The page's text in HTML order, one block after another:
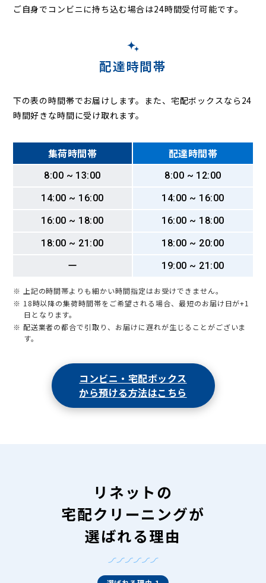
ご自身でコンビニに持ち込む場合は24時間受付可能です。
配達時間帯
下の表の時間帯でお届けします。また、宅配ボックスなら24
時間好きな時間に受け取れます。
集荷時間帯 配達時間帯
8:00 ~ 13:00
8:00 ~ 12:00
14:00 ~ 16:00
14:00 ~ 16:00
16:00 ~ 18:00
16:00 ~ 18:00
18:00 ~ 21:00
18:00 ~ 20:00
ー
19:00 ~ 21:00
※ 上記の時間帯よりも細かい時間指定はお受けできません。
※ 18時以降の集荷時間帯をご希望される場合、最短のお届け日が+1
日となります。
※ 配送業者の都合で引取り、お届けに遅れが生じることがございま
す。
コンビニ・宅配ボックス
から預ける方法はこちら
リネットの
宅配クリーニングが
選ばれる理由